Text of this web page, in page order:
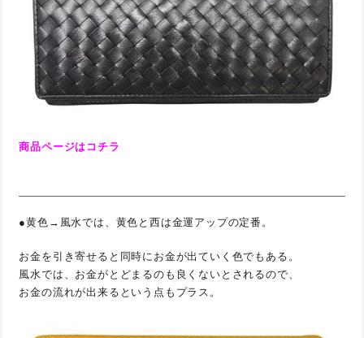
商品ページはコチラ
●黄色→風水では、黄色と西は金運アップの定番。
お金を引き寄せると同時にお金が出ていく色でもある。
風水では、お金がとどまるのも良くないとされるので、
お金の流れが出来るという点もプラス。